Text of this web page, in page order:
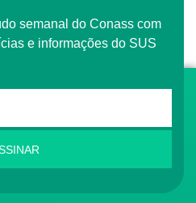
e informações do SUS